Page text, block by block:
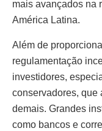
mais avançados na
América Latina.
Além de
regulamentação
investidores,
conservadores, que
demais. Grandes
como bancos e